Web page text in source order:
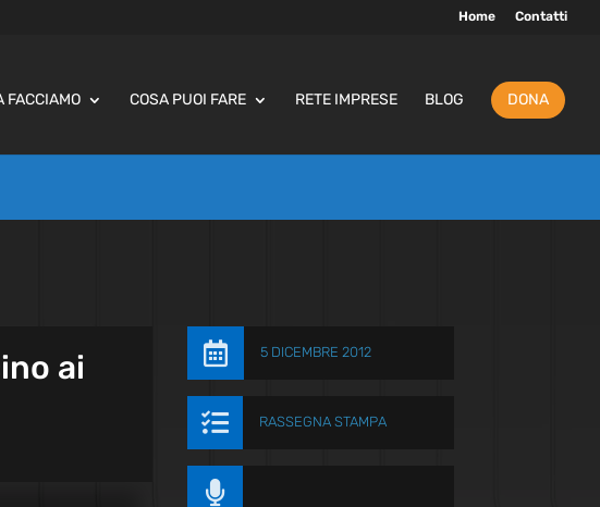
Home Contatti
FACCIAMO COSA PUOI FARE RETE IMPRESE BLOG DONA
ai
 5 DICEMBRE 2012
 RASSEGNA STAMPA
